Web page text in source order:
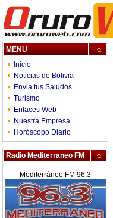
MENU
Inicio
Noticias de Bolivia
Envia tus Saludos
Turismo
Enlaces Web
Nuestra Empresa
Horóscopo Diario
Radio Mediterraneo FM
Mediterráneo FM 96.3